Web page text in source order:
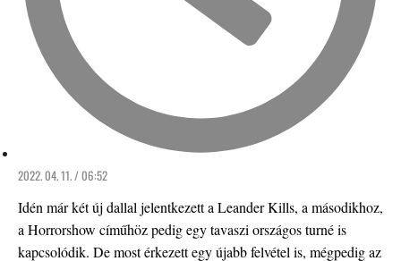
2022. 04. 11. / 06:52
Idén már két új dallal jelentkezett a Leander Kills, a másodikhoz,
a Horrorshow címűhöz pedig egy tavaszi országos turné is
kapcsolódik. De most érkezett egy újabb felvétel is, mégpedig az